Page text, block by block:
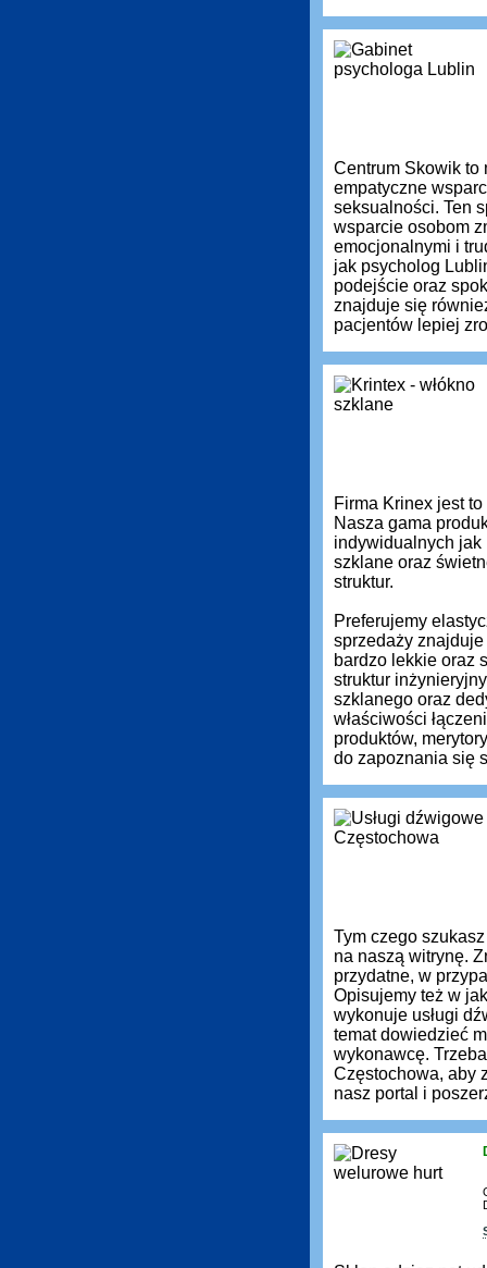
Centrum Skowik to
empatyczne
seksualności. Ten
wsparcie osobom
emocjonalnymi i
jak psycholog
podejście oraz
znajduje się
pacjentów lepiej
Firma Krinex jest
Nasza gama
indywidualnych jak
szklane oraz
struktur.
Preferujemy
sprzedaży
bardzo lekkie oraz
struktur
szklanego oraz
właściwości
produktów,
do zapoznania się
Tym czego
na naszą witrynę.
przydatne, w
Opisujemy też w
wykonuje usługi
temat dowiedzieć
wykonawcę.
Częstochowa, aby
nasz portal i